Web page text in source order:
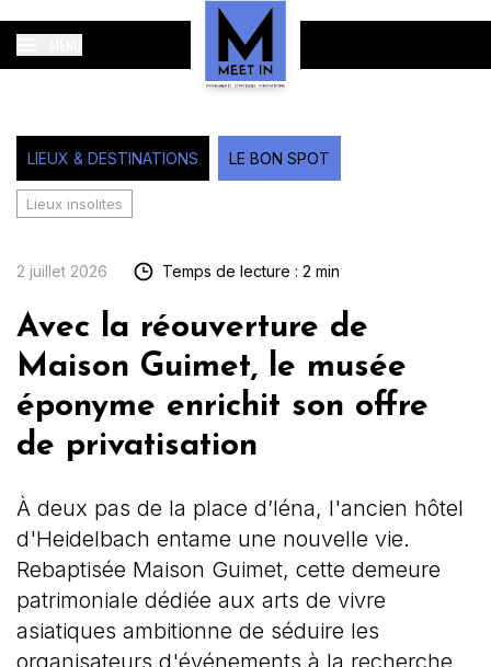
LIEUX & DESTINATIONS LE BON SPOT
Lieux insolites
2 juillet 2026 Temps de lecture : 2 min
Avec la réouverture de
Maison Guimet, le musée
éponyme enrichit son offre
de privatisation
À deux pas de la place d’Iéna, l'ancien hôtel
d'Heidelbach entame une nouvelle vie.
Rebaptisée Maison Guimet, cette demeure
patrimoniale dédiée aux arts de vivre
asiatiques ambitionne de séduire les
organisateurs d'événements à la recherche